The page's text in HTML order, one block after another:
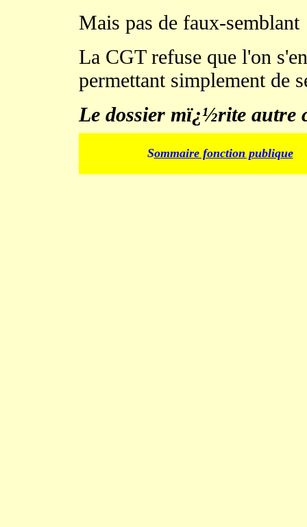
Mais pas de faux-semblant
La CGT refuse que l'on
permettant simplement de
Le dossier mï¿½rite autre
.
Sommaire fonction publique